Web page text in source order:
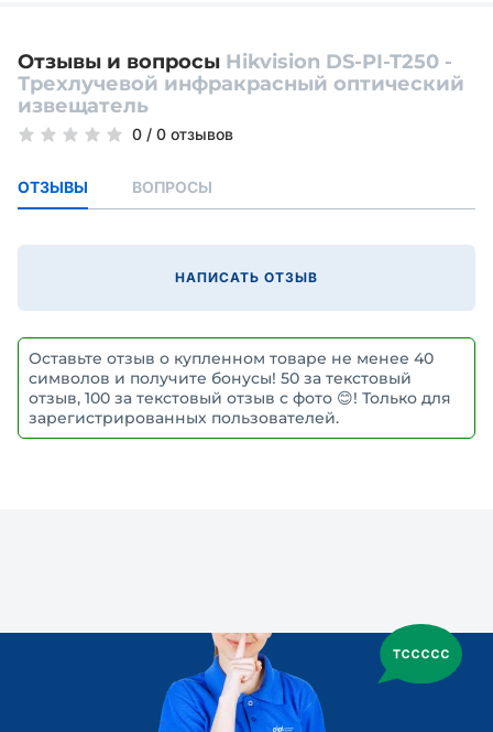
Отзывы и вопросы Hikvision DS-PI-T250 -
Трехлучевой инфракрасный оптический
извещатель
0 / 0 отзывов
ОТЗЫВЫ ВОПРОСЫ
НАПИСАТЬ ОТЗЫВ
Оставьте отзыв о купленном товаре не менее 40
символов и получите бонусы! 50 за текстовый
отзыв, 100 за текстовый отзыв с фото 😊! Только для
зарегистрированных пользователей.